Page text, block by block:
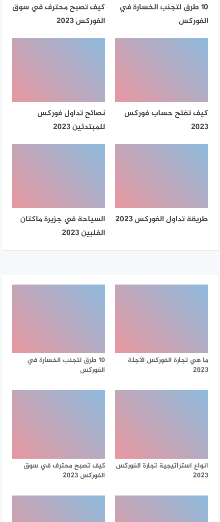
10 طرق لتجنب الخسارة في
الفوركس
كيف تصبح محترف في سوق
الفوركس 2023
كيف تفتح حساب فوركس
2023
نصائح تداول فوركس
للمبتدئين 2023
طريقة تداول الفوركس 2023
السياحة في جزيرة ماكتان
الفلبين 2023
ما هي تجارة الفوركس الآجلة
2023
10 طرق لتجنب الخسارة في
الفوركس
انواع استراتيجية تجارة الفوركس
2023
كيف تصبح محترف في سوق
الفوركس 2023